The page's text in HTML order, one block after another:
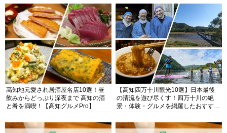
高知地元愛され居酒屋名店10選！昼
飲みからどっぷり深夜まで 高知の酒
と肴を満喫！【高知グルメPro】
【高知四万十川観光10選】日本最後
の清流を遊び尽くす！四万十川の絶
景・体験・グルメを網羅したおすすめ